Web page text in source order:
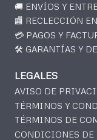
🚚 ENVÍOS Y
🏬 RECLECCIÓN
💳 PAGOS Y
🛠️ GARANTÍAS Y
LEGALES
AVISO DE
TÉRMINOS Y
TÉRMINOS DE
CONDICIONES DE